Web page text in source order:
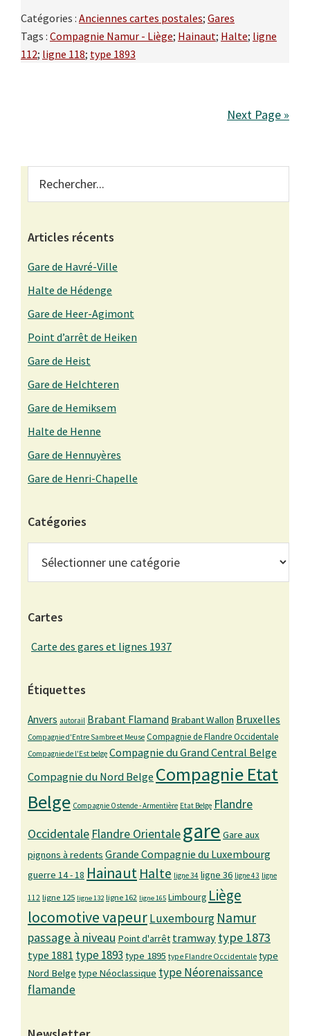
Catégories : Anciennes cartes postales; Gares
Tags : Compagnie Namur - Liège; Hainaut; Halte; ligne
112; ligne 118; type 1893
Next Page »
Primary
Sidebar
Articles récents
Gare de Havré-Ville
Halte de Hédenge
Gare de Heer-Agimont
Point d’arrêt de Heiken
Gare de Heist
Gare de Helchteren
Gare de Hemiksem
Halte de Henne
Gare de Hennuyères
Gare de Henri-Chapelle
Catégories
Cartes
Carte des gares et lignes 1937
Étiquettes
Anvers autorail Brabant Flamand Brabant Wallon Bruxelles
Compagnie d'Entre Sambre et Meuse Compagnie de Flandre Occidentale
Compagnie de l'Est belge Compagnie du Grand Central Belge
Compagnie du Nord Belge Compagnie Etat
Belge Compagnie Ostende - Armentière Etat Belge Flandre
Occidentale Flandre Orientalegare Gare aux
pignons à redents Grande Compagnie du Luxembourg
guerre 14 - 18 Hainaut Halte ligne 34 ligne 36 ligne 43 ligne
112 ligne 125 ligne 132 ligne 162 ligne 165 Limbourg Liège
locomotive vapeurLuxembourg Namur
passage à niveau Point d'arrêt tramway type 1873
type 1881 type 1893 type 1895 type Flandre Occidentale type
Nord Belge type Néoclassique type Néorenaissance
flamande